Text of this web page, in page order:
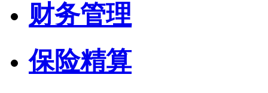
财务管理
保险精算